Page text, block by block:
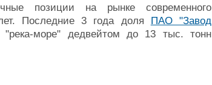
позиции на рынке современного
Последние 3 года доля ПАО "Завод
"река-море" дедвейтом до 13 тыс. тонн